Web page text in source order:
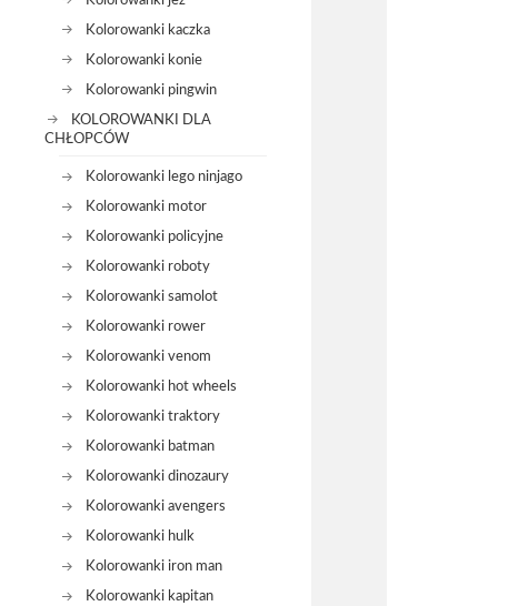
Kolorowanki kaczka
Kolorowanki konie
Kolorowanki pingwin
KOLOROWANKI DLA
CHŁOPCÓW
Kolorowanki lego ninjago
Kolorowanki motor
Kolorowanki policyjne
Kolorowanki roboty
Kolorowanki samolot
Kolorowanki rower
Kolorowanki venom
Kolorowanki hot wheels
Kolorowanki traktory
Kolorowanki batman
Kolorowanki dinozaury
Kolorowanki avengers
Kolorowanki hulk
Kolorowanki iron man
Kolorowanki kapitan